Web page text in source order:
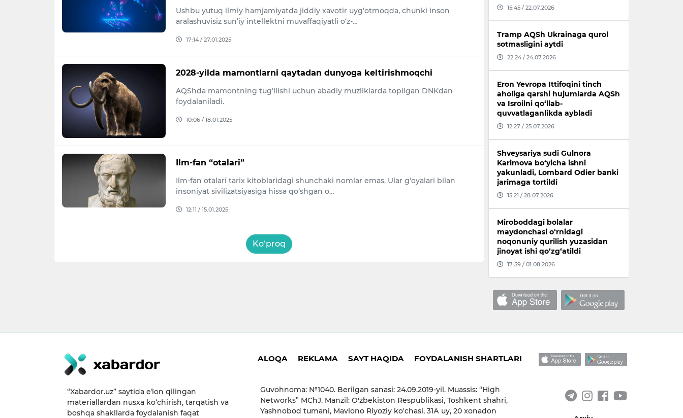
Ushbu yutuq ilmiy hamjamiyatda jiddiy xavotir uyg‘otmoqda, chunki inson
aralashuvisiz sun’iy intellektni muvaffaqiyatli o‘z-…
17:14 / 27.01.2025
2028-yilda mamontlarni qaytadan dunyoga keltirishmoqchi
AQShda mamontning tug‘ilishi uchun abadiy muzliklarda topilgan DNKdan
foydalaniladi.
10:06 / 18.01.2025
Ilm-fan “otalari”
Ilm-fan otalari tarix kitoblaridagi shunchaki nomlar emas. Ular g‘oyalari bilan
insoniyat sivilizatsiyasiga hissa qo‘shgan o…
12:11 / 15.01.2025
Ko‘proq
15:45 / 22.07.2026
Tramp AQSh Ukrainaga qurol
sotmasligini aytdi
22:24 / 24.07.2026
Eron Yevropa Ittifoqini tinch
aholiga qarshi hujumlarda AQSh
va Isroilni qo‘llab-
quvvatlaganlikda aybladi
12:27 / 25.07.2026
Shveysariya sudi Gulnora
Karimova bo‘yicha ishni
yakunladi, Lombard Odier banki
jarimaga tortildi
15:21 / 28.07.2026
Miroboddagi bolalar
maydonchasi o‘rnidagi
noqonuniy qurilish yuzasidan
jinoyat ishi qo‘zg‘atildi
17:59 / 01.08.2026
“Xabardor.uz” saytida eʼlon qilingan
materiallardan nusxa ko‘chirish, tarqatish va
boshqa shakllarda foydalanish faqat
ALOQA REKLAMA SAYT HAQIDA FOYDALANISH SHARTLARI
Guvohnoma: №1040. Berilgan sanasi: 24.09.2019-yil. Muassis: “High
Networks” MChJ. Manzil: O'zbekiston Respublikasi, Toshkent shahri,
Yashnobod tumani, Mavlono Riyoziy ko'chasi, 31А uy, 20 xonadon